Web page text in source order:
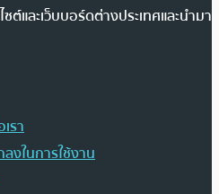
และเว็บบอร์ดต่างประเทศและนำมา
รา
งในการใช้งาน